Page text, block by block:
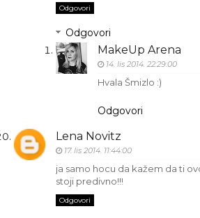
Odgovori
Odgovori
MakeUp Arena
14. lis 2014. 22:29:00
Hvala Šmizlo :)
Odgovori
Lena Novitz
17. lis 2014. 11:44:00
ja samo hocu da kažem da ti
stoji predivno!!!
Odgovori